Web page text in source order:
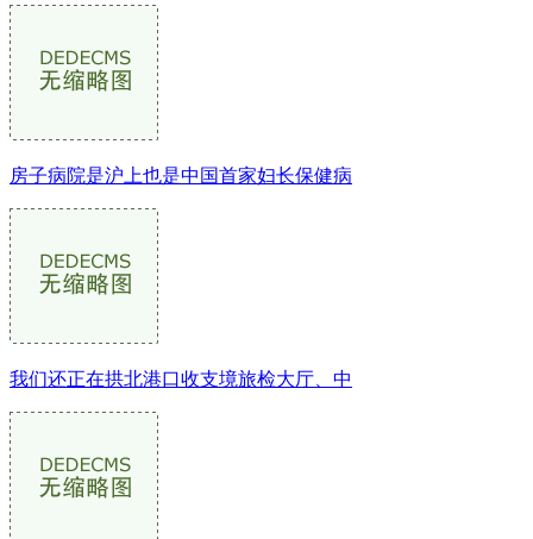
房子病院是沪上也是中国首家妇长保健病
我们还正在拱北港口收支境旅检大厅、中